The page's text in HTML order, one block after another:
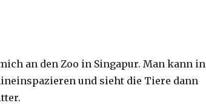
an den Zoo in Singapur. Man kann in
und sieht die Tiere dann